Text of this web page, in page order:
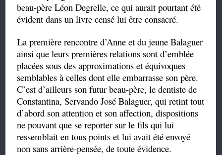
beau-père Léon Degrelle, ce qui aurait pourtant été
évident dans un livre censé lui être consacré.
La première rencontre d’Anne et du jeune Balaguer
ainsi que leurs premières relations sont d’emblée
placées sous des approximations et équivoques
semblables à celles dont elle embarrasse son père.
C’est d’ailleurs son futur beau-père, le dentiste de
Constantina, Servando José Balaguer, qui retint tout
d’abord son attention et son affection, dispositions
ne pouvant que se reporter sur le fils qui lui
ressemblait en tous points et lui avait été envoyé
non sans arrière-pensée, de toute évidence.